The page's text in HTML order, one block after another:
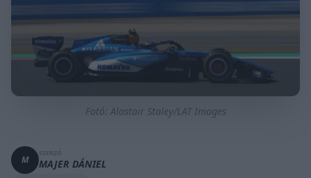
Fotó: Alastair Staley/LAT Images
M MAJER DÁNIEL